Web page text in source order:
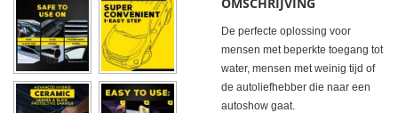
De perfecte oplossing voor
mensen met beperkte toegang tot
water, mensen met weinig tijd of
de autoliefhebber die naar een
autoshow gaat.